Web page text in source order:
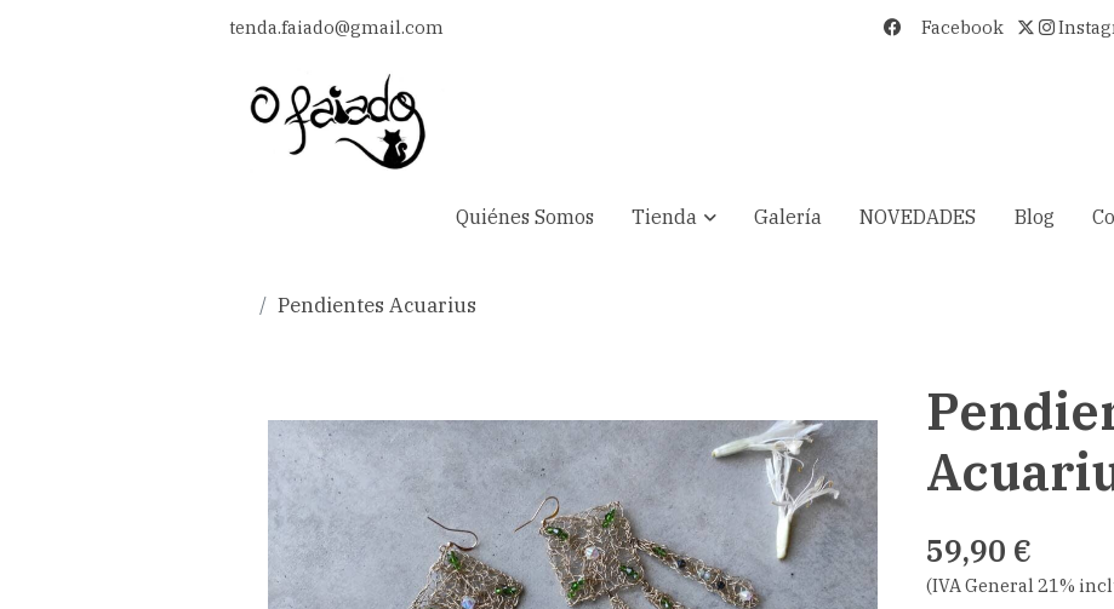
tenda.faiado@gmail.com Facebook
Quiénes Somos Tienda Galería NOVEDADES Blog
Pendientes Acuarius
59,90 €
(IVA General 21%